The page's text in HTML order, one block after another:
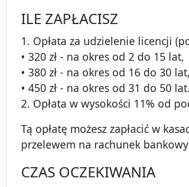
ILE ZAPŁACISZ
1. Opłata za udzielenie licencji
• 320 zł - na okres od 2 do 15 lat,
• 380 zł - na okres od 16 do 30 lat,
• 450 zł - na okres od 31 do 50 lat.
2. Opłata w wysokości 11% od
Tą opłatę możesz zapłacić w
przelewem na rachunek
CZAS OCZEKIWANIA